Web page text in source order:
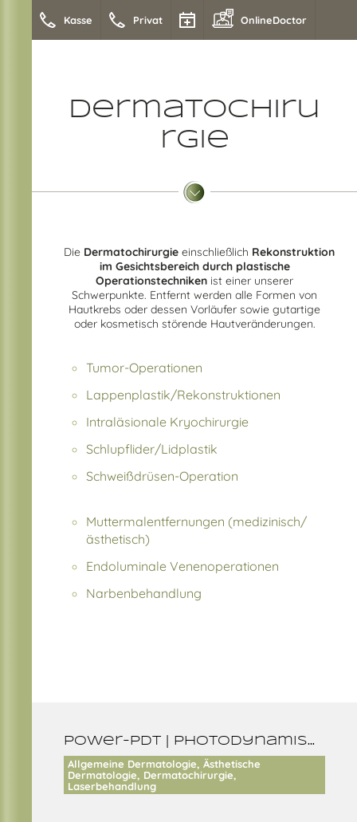
Kasse Privat OnlineDoctor
Dermatochiru
rgie
Die Dermatochirurgie einschließlich Rekonstruktion
im Gesichtsbereich durch plastische
Operationstechniken ist einer unserer
Schwerpunkte. Entfernt werden alle Formen von
Hautkrebs oder dessen Vorläufer sowie gutartige
oder kosmetisch störende Hautveränderungen.
Tumor-Operationen
Lappenplastik/Rekonstruktionen
Intraläsionale Kryochirurgie
Schlupflider/Lidplastik
Schweißdrüsen-Operation
Muttermalentfernungen (medizinisch/
ästhetisch)
Endoluminale Venenoperationen
Narbenbehandlung
Power-PDT | photodynamische Therapie
Allgemeine Dermatologie, Ästhetische
Dermatologie, Dermatochirurgie,
Laserbehandlung